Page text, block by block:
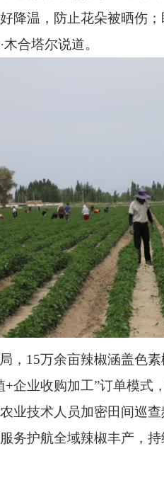
降温，防止花朵被晒伤
合塔尔说道。
， 15万余亩辣椒涵盖色
企业收购加工”订单模
业技术人员加密田间巡
务护航全域辣椒丰产，持